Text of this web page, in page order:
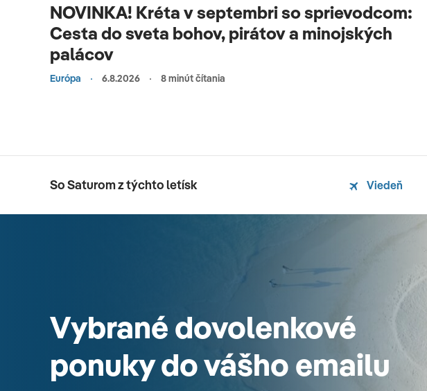
NOVINKA! Kréta v septembri so sprievodcom:
Cesta do sveta bohov, pirátov a minojských
palácov
Európa 6.8.2026 8 minút čítania
So Saturom z týchto letísk Viedeň
Vybrané dovolenkové
ponuky do vášho emailu